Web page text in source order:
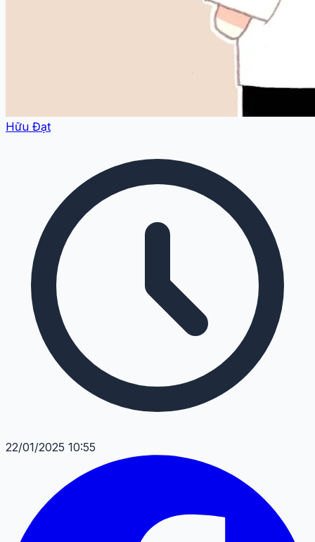
Hữu Đạt
22/01/2025 10:55